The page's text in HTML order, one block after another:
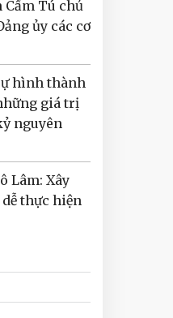
Tú chủ
ủy các cơ
hình thành
giá trị
nguyên
Lâm: Xây
thực hiện